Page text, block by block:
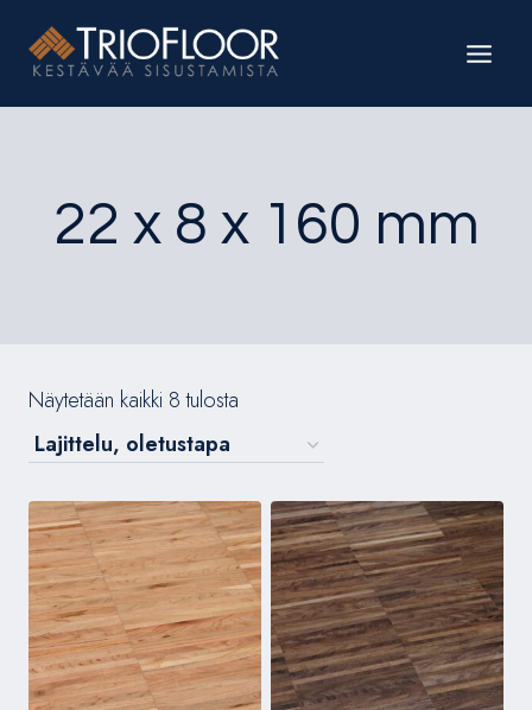
sisältöön
22 x 8 x 160 mm
Näytetään kaikki 8 tulosta